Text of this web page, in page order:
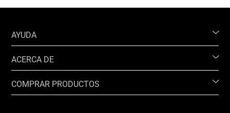
AYUDA
ACERCA DE
COMPRAR PRODUCTOS